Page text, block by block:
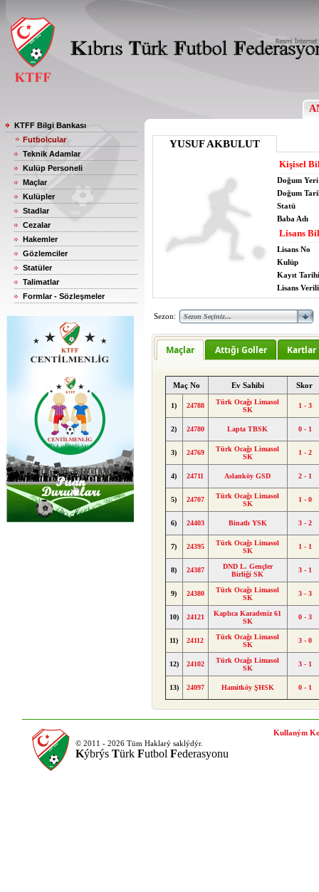
KTFF Bilgi Bankası
Futbolcular
Teknik Adamlar
Kulüp Personeli
Maçlar
Kulüpler
Stadlar
Cezalar
Hakemler
Gözlemciler
Statüler
Talimatlar
Formlar - Sözleşmeler
YUSUF AKBULUT
Kişisel
Doğum Yeri
Doğum
Statü
Baba Adı
Lisans
Lisans No
Kulüp
Kayıt Tarihi
Lisans
Sezon:
Maçlar Attığı Goller Kartlar
Maç No Ev Sahibi Skor
1) 24788
Türk Ocağı Limasol
SK
1 - 3
2) 24780 Lapta TBSK 0 - 1
3) 24769
Türk Ocağı Limasol
SK
1 - 2
4) 24711 Aslanköy GSD 2 - 1
5) 24707
Türk Ocağı Limasol
SK
1 - 0
6) 24403 Binatlı YSK 3 - 2
7) 24395
Türk Ocağı Limasol
SK
1 - 1
8) 24387
DND L. Gençler
Birliği SK
3 - 1
9) 24380
Türk Ocağı Limasol
SK
3 - 3
10) 24121
Kaplıca Karadeniz 61
SK
0 - 3
11) 24112
Türk Ocağı Limasol
SK
3 - 0
12) 24102
Türk Ocağı Limasol
SK
3 - 1
13) 24097 Hamitköy ŞHSK 0 - 1
© 2011 - 2026 Tüm Haklarý saklýdýr.
Kýbrýs Türk Futbol Federasyonu
Kullaným